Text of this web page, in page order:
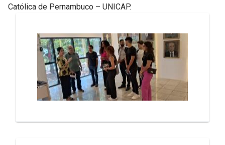
Católica de Pernambuco – UNICAP.